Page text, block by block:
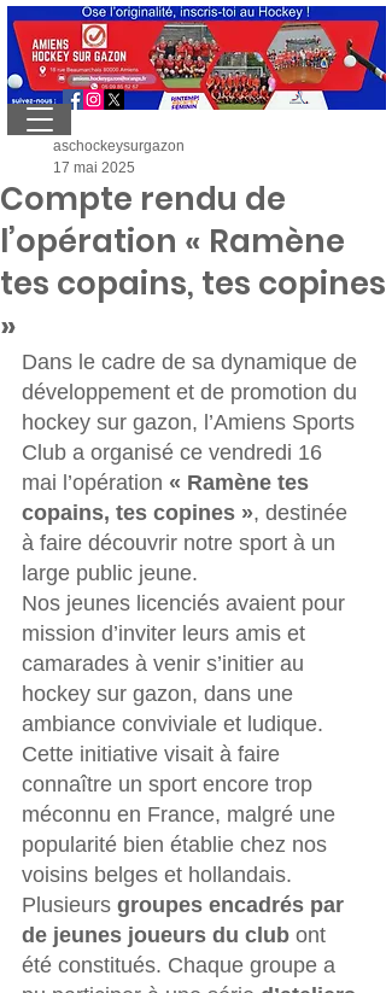
Compte rendu de
l’opération « Ramène
tes copains, tes copines
»
aschockeysurgazon
17 mai 2025
Dans le cadre de sa dynamique de
développement et de promotion du
hockey sur gazon, l’Amiens Sports
Club a organisé ce vendredi 16
mai l’opération « Ramène tes
copains, tes copines », destinée
à faire découvrir notre sport à un
large public jeune.
Nos jeunes licenciés avaient pour
mission d’inviter leurs amis et
camarades à venir s’initier au
hockey sur gazon, dans une
ambiance conviviale et ludique.
Cette initiative visait à faire
connaître un sport encore trop
méconnu en France, malgré une
popularité bien établie chez nos
voisins belges et hollandais.
Plusieurs groupes encadrés par
de jeunes joueurs du club ont
été constitués. Chaque groupe a